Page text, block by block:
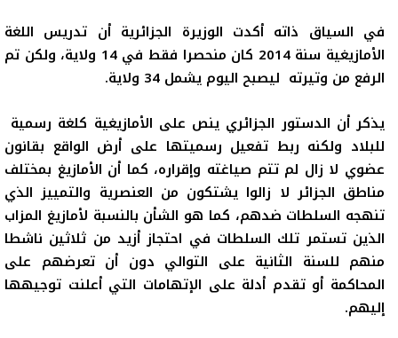
في السياق ذاته أكدت الوزيرة الجزائرية أن تدريس اللغة
الأمازيغية سنة 2014 كان منحصرا فقط في 14 ولاية، ولكن تم
الرفع من وتيرته ليصبح اليوم يشمل 34 ولاية.
يذكر أن الدستور الجزائري ينص على الأمازيغية كلغة رسمية
للبلاد ولكنه ربط تفعيل رسميتها على أرض الواقع بقانون
عضوي لا زال لم تتم صياغته وإقراره، كما أن الأمازيغ بمختلف
مناطق الجزائر لا زالوا يشتكون من العنصرية والتمييز الذي
تنهجه السلطات ضدهم، كما هو الشأن بالنسبة لأمازيغ المزاب
الذين تستمر تلك السلطات في احتجاز أزيد من ثلاثين ناشطا
منهم للسنة الثانية على التوالي دون أن تعرضهم على
المحاكمة أو تقدم أدلة على الإتهامات التي أعلنت توجيهها
إليهم.